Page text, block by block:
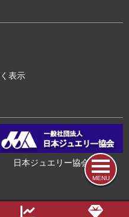
MENU
表示
日本ジュエリー協会会員